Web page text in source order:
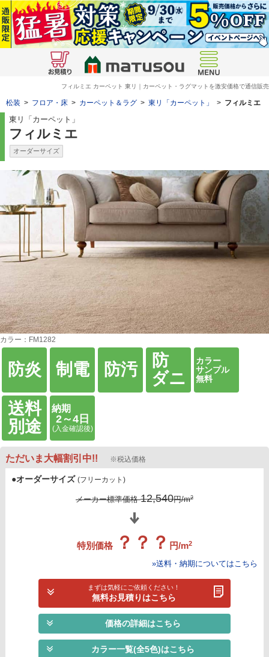
フィルミエ カーペット 東リ｜カーペット・ラグマットを激安価格で通信販売
松装 > フロア・床 > カーペット＆ラグ > 東リ「カーペット」 > フィルミエ
東リ「カーペット」
フィルミエ
オーダーサイズ
カラー：FM1282
防炎 制電 防汚
防
ダニ
カラー
サンプル
無料
送料
別途
納期
2～4日
(入金確認後)
ただいま大幅割引中!! ※税込価格
●オーダーサイズ (フリーカット)
メーカー標準価格12,540円/m2
特別価格 ？？？ 円/m2
»送料・納期についてはこちら
まずは気軽にご依頼ください！
無料お見積りはこちら
価格の詳細はこちら
カラー一覧(全5色)はこちら